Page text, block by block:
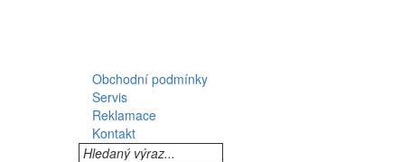
Obchodní podmínky
Servis
Reklamace
Kontakt